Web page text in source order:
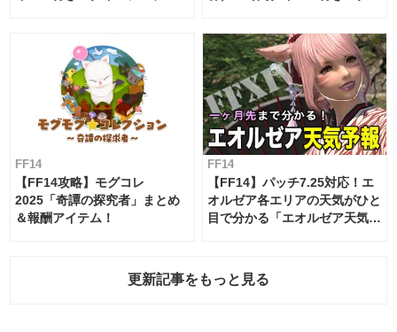
FF14
【FF14攻略】モグコレ
2025「奇譚の探究者」まとめ
＆報酬アイテム！
FF14
【FF14】パッチ7.25対応！エ
オルゼア各エリアの天気がひと
目で分かる「エオルゼア天気予
更新記事をもっと見る